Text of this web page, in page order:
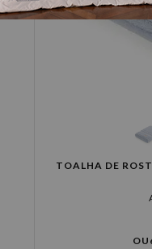
TOALHA DE
OU